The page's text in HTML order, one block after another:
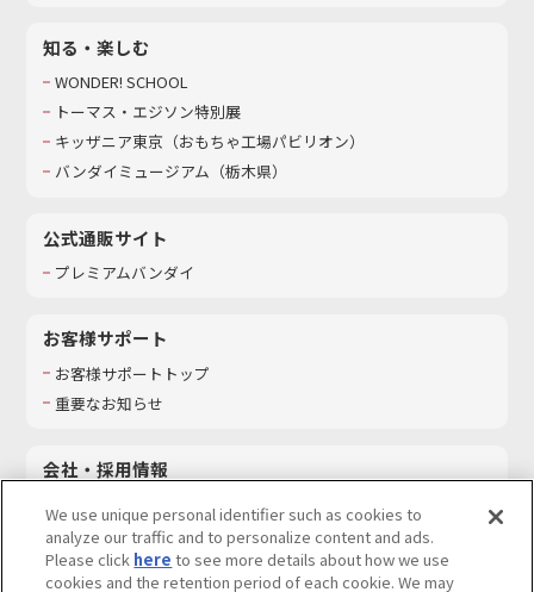
知る・楽しむ
WONDER! SCHOOL
トーマス・エジソン特別展
キッザニア東京（おもちゃ工場パビリオン）​
バンダイミュージアム（栃木県）
公式通販サイト
プレミアムバンダイ
お客様サポート
お客様サポートトップ
重要なお知らせ
会社・採用情報
採用情報
サステナビリティ
We use unique personal identifier such as cookies to
analyze our traffic and to personalize content and ads.
Please click here to see more details about how we use
cookies and the retention period of each cookie. We may